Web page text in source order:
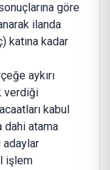
göre
ilanda
katına kadar
aykırı
verdiği
kabul
dahi atama
işlem